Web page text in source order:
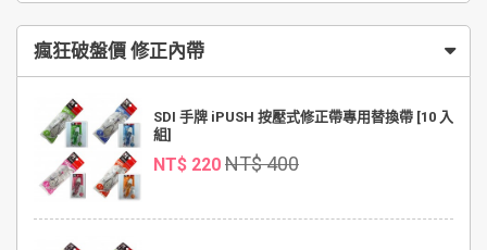
瘋狂破盤價 修正內帶
SDI 手牌 iPUSH 按壓式修正帶專用替換帶 [10 入
組]
NT$ 220 NT$ 400